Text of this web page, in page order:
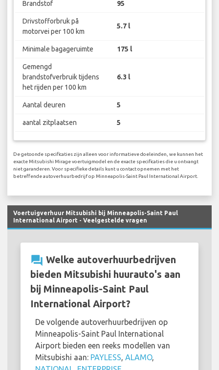
Brandstof 95
Drivstofforbruk på
motorvei per 100 km
5.7 l
Minimale bagageruimte 175 l
Gemengd
brandstofverbruik tijdens
het rijden per 100 km
6.3 l
Aantal deuren 5
aantal zitplaatsen 5
De getoonde specificaties zijn alleen voor informatieve doeleinden, we kunnen het
exacte Mitsubishi Mirage voertuigmodel en de exacte specificaties die u ontvangt
niet garanderen. Voor specifieke details kunt u contact opnemen met het
betreffende autoverhuurbedrijf op Minneapolis-Saint Paul International Airport.
Voertuigverhuur Mitsubishi bij Minneapolis-Saint Paul
International Airport - Veelgestelde vragen
question_answer Welke autoverhuurbedrijven
bieden Mitsubishi huurauto's aan
bij Minneapolis-Saint Paul
International Airport?
De volgende autoverhuurbedrijven op
Minneapolis-Saint Paul International
Airport bieden een reeks modellen van
Mitsubishi aan: PAYLESS, ALAMO,